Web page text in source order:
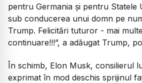
pentru Germania și pentru Statele
sub conducerea unui domn pe
Trump. Felicitări tuturor - mai
continuare!!!”, a adăugat Trump,
În schimb, Elon Musk, consilierul
exprimat în mod deschis sprijinul